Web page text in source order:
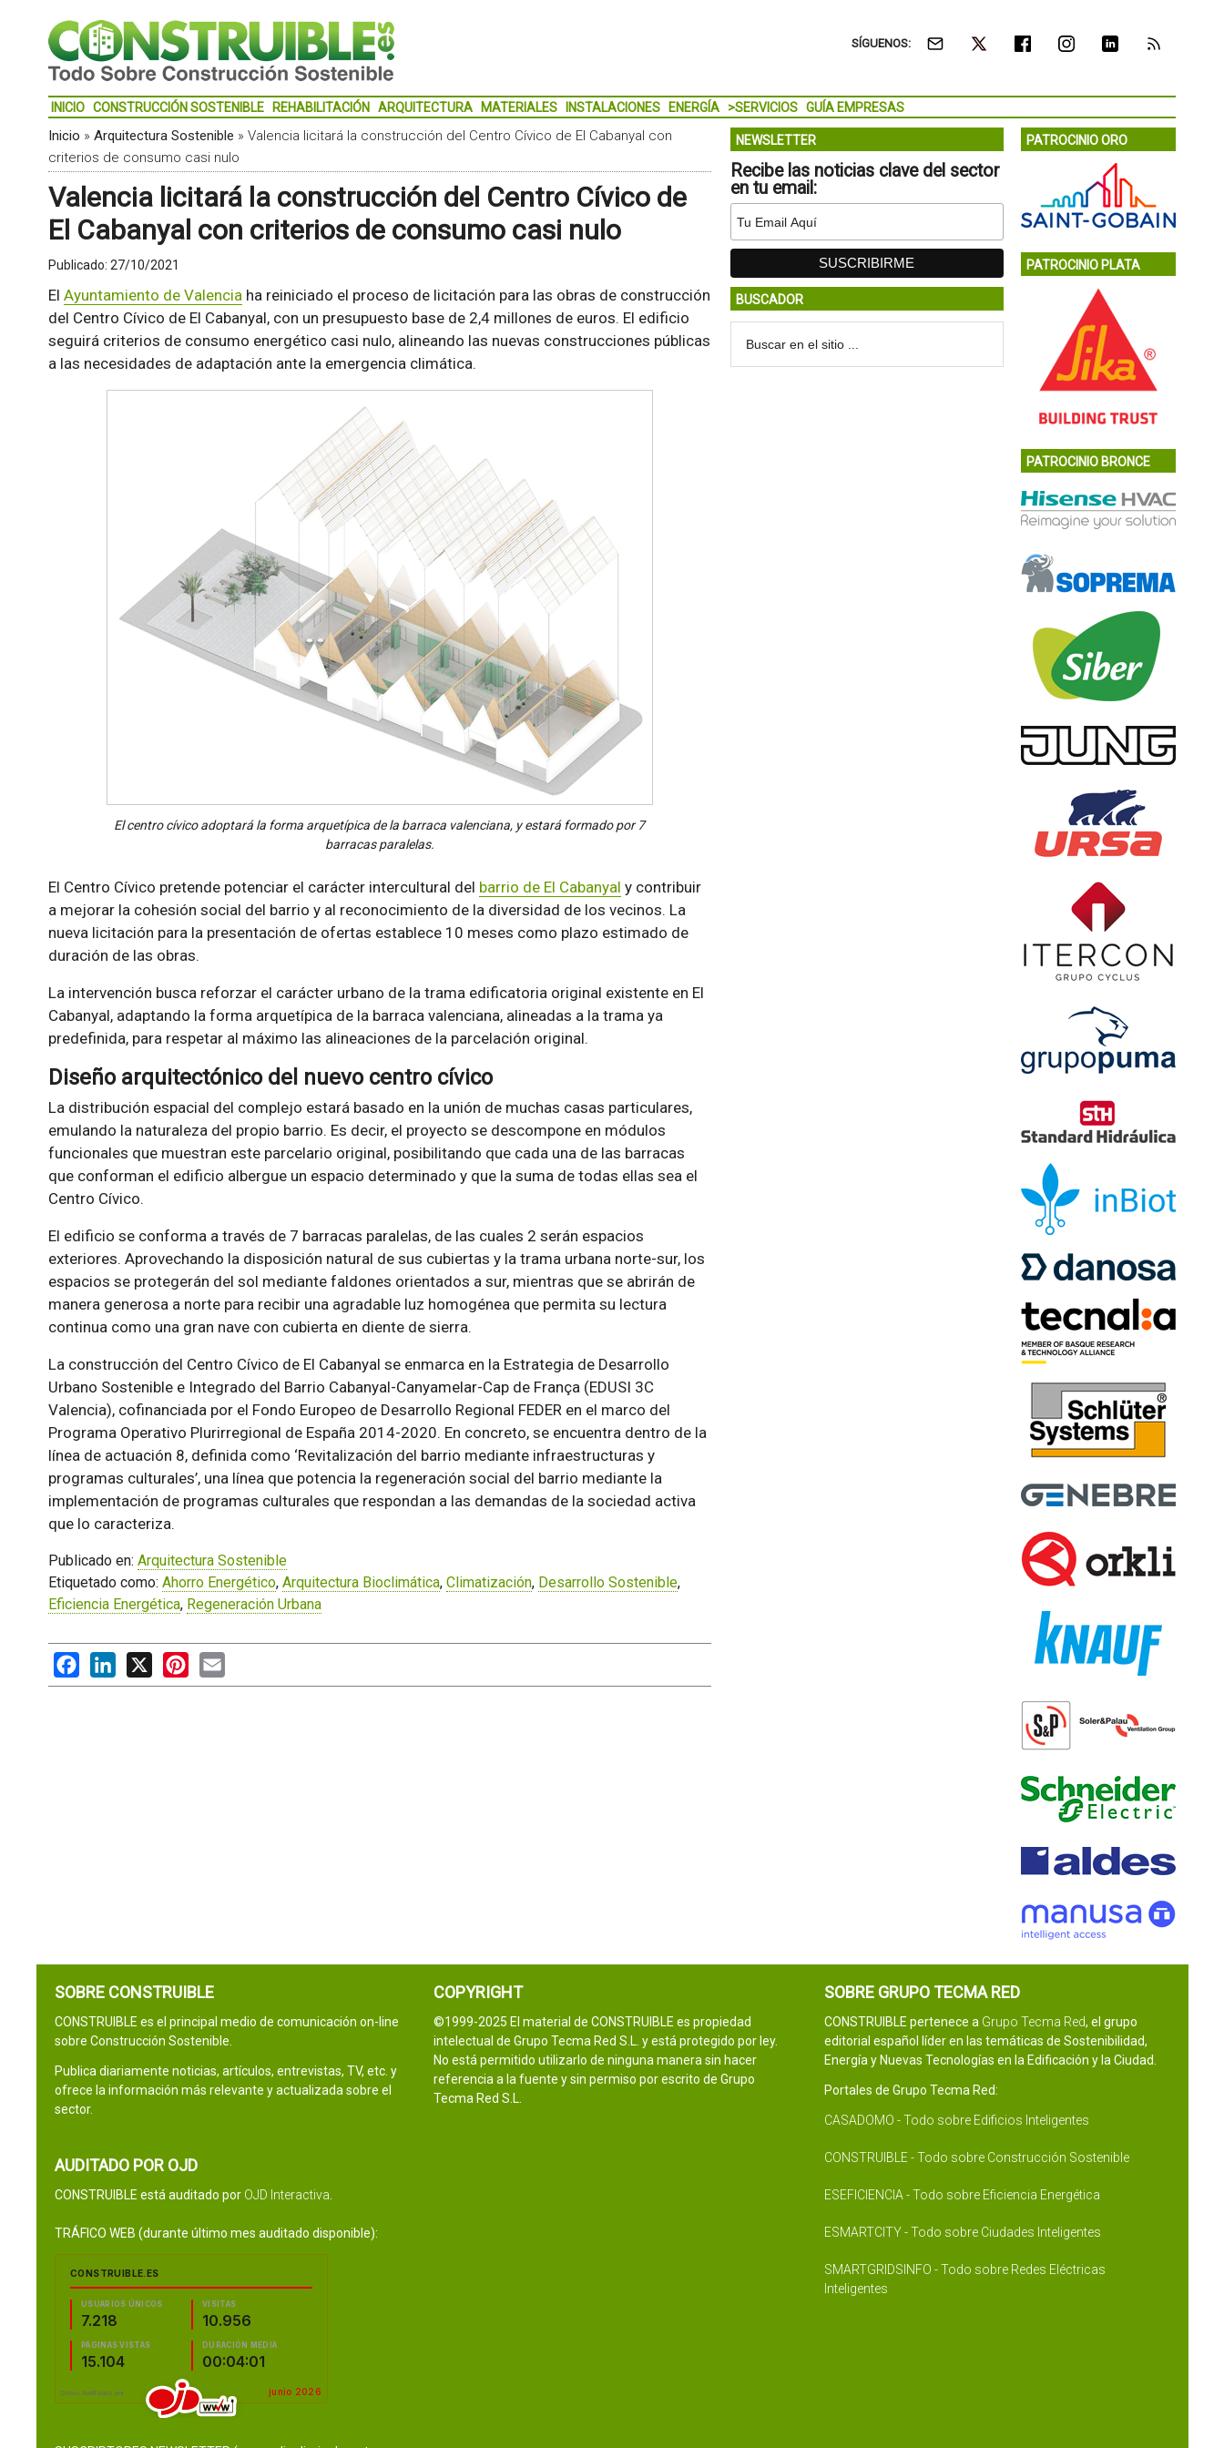
SÍGUENOS:
INICIO CONSTRUCCIÓN SOSTENIBLE REHABILITACIÓN ARQUITECTURA MATERIALES INSTALACIONES ENERGÍA >SERVICIOS GUÍA EMPRESAS
Inicio » Arquitectura Sostenible » Valencia licitará la construcción del Centro Cívico de El Cabanyal con
criterios de consumo casi nulo
Valencia licitará la construcción del Centro Cívico de
El Cabanyal con criterios de consumo casi nulo
Publicado: 27/10/2021
El Ayuntamiento de Valenciaha reiniciado el proceso de licitación para las obras de construcción
del Centro Cívico de El Cabanyal, con un presupuesto base de 2,4 millones de euros. El edificio
seguirá criterios de consumo energético casi nulo, alineando las nuevas construcciones públicas
a las necesidades de adaptación ante la emergencia climática.
El centro cívico adoptará la forma arquetípica de la barraca valenciana, y estará formado por 7
barracas paralelas.
El Centro Cívico pretende potenciar el carácter intercultural del barrio de El Cabanyal y contribuir
a mejorar la cohesión social del barrio y al reconocimiento de la diversidad de los vecinos. La
nueva licitación para la presentación de ofertas establece 10 meses como plazo estimado de
duración de las obras.
La intervención busca reforzar el carácter urbano de la trama edificatoria original existente en El
Cabanyal, adaptando la forma arquetípica de la barraca valenciana, alineadas a la trama ya
predefinida, para respetar al máximo las alineaciones de la parcelación original.
Diseño arquitectónico del nuevo centro cívico
La distribución espacial del complejo estará basado en la unión de muchas casas particulares,
emulando la naturaleza del propio barrio. Es decir, el proyecto se descompone en módulos
funcionales que muestran este parcelario original, posibilitando que cada una de las barracas
que conforman el edificio albergue un espacio determinado y que la suma de todas ellas sea el
Centro Cívico.
El edificio se conforma a través de 7 barracas paralelas, de las cuales 2 serán espacios
exteriores. Aprovechando la disposición natural de sus cubiertas y la trama urbana norte-sur, los
espacios se protegerán del sol mediante faldones orientados a sur, mientras que se abrirán de
manera generosa a norte para recibir una agradable luz homogénea que permita su lectura
continua como una gran nave con cubierta en diente de sierra.
La construcción del Centro Cívico de El Cabanyal se enmarca en la Estrategia de Desarrollo
Urbano Sostenible e Integrado del Barrio Cabanyal-Canyamelar-Cap de França (EDUSI 3C
Valencia), cofinanciada por el Fondo Europeo de Desarrollo Regional FEDER en el marco del
Programa Operativo Plurirregional de España 2014-2020. En concreto, se encuentra dentro de la
línea de actuación 8, definida como ‘Revitalización del barrio mediante infraestructuras y
programas culturales’, una línea que potencia la regeneración social del barrio mediante la
implementación de programas culturales que respondan a las demandas de la sociedad activa
que lo caracteriza.
Publicado en: Arquitectura Sostenible
Etiquetado como: Ahorro Energético, Arquitectura Bioclimática, Climatización, Desarrollo Sostenible,
Eficiencia Energética, Regeneración Urbana
FacebookLinkedIn
X PinterestEmail
NEWSLETTER
Recibe las noticias clave del sector
en tu email:
BUSCADOR
PATROCINIO ORO
PATROCINIO PLATA
PATROCINIO BRONCE
SOBRE CONSTRUIBLE
CONSTRUIBLE es el principal medio de comunicación on-line
sobre Construcción Sostenible.
Publica diariamente noticias, artículos, entrevistas, TV, etc. y
ofrece la información más relevante y actualizada sobre el
sector.
AUDITADO POR OJD
CONSTRUIBLE está auditado por OJD Interactiva
TRÁFICO WEB (durante último mes auditado disponible):
COPYRIGHT
©1999-2025 El material de CONSTRUIBLE es propiedad
intelectual de Grupo Tecma Red S.L. y está protegido por ley.
No está permitido utilizarlo de ninguna manera sin hacer
referencia a la fuente y sin permiso por escrito de Grupo
Tecma Red S.L.
SOBRE GRUPO TECMA RED
CONSTRUIBLE pertenece a Grupo Tecma Red, el grupo
editorial español líder en las temáticas de Sostenibilidad,
Energía y Nuevas Tecnologías en la Edificación y la Ciudad.
Portales de Grupo Tecma Red:
CASADOMO - Todo sobre Edificios Inteligentes
CONSTRUIBLE - Todo sobre Construcción Sostenible
ESEFICIENCIA - Todo sobre Eficiencia Energética
ESMARTCITY - Todo sobre Ciudades Inteligentes
SMARTGRIDSINFO - Todo sobre Redes Eléctricas
Inteligentes